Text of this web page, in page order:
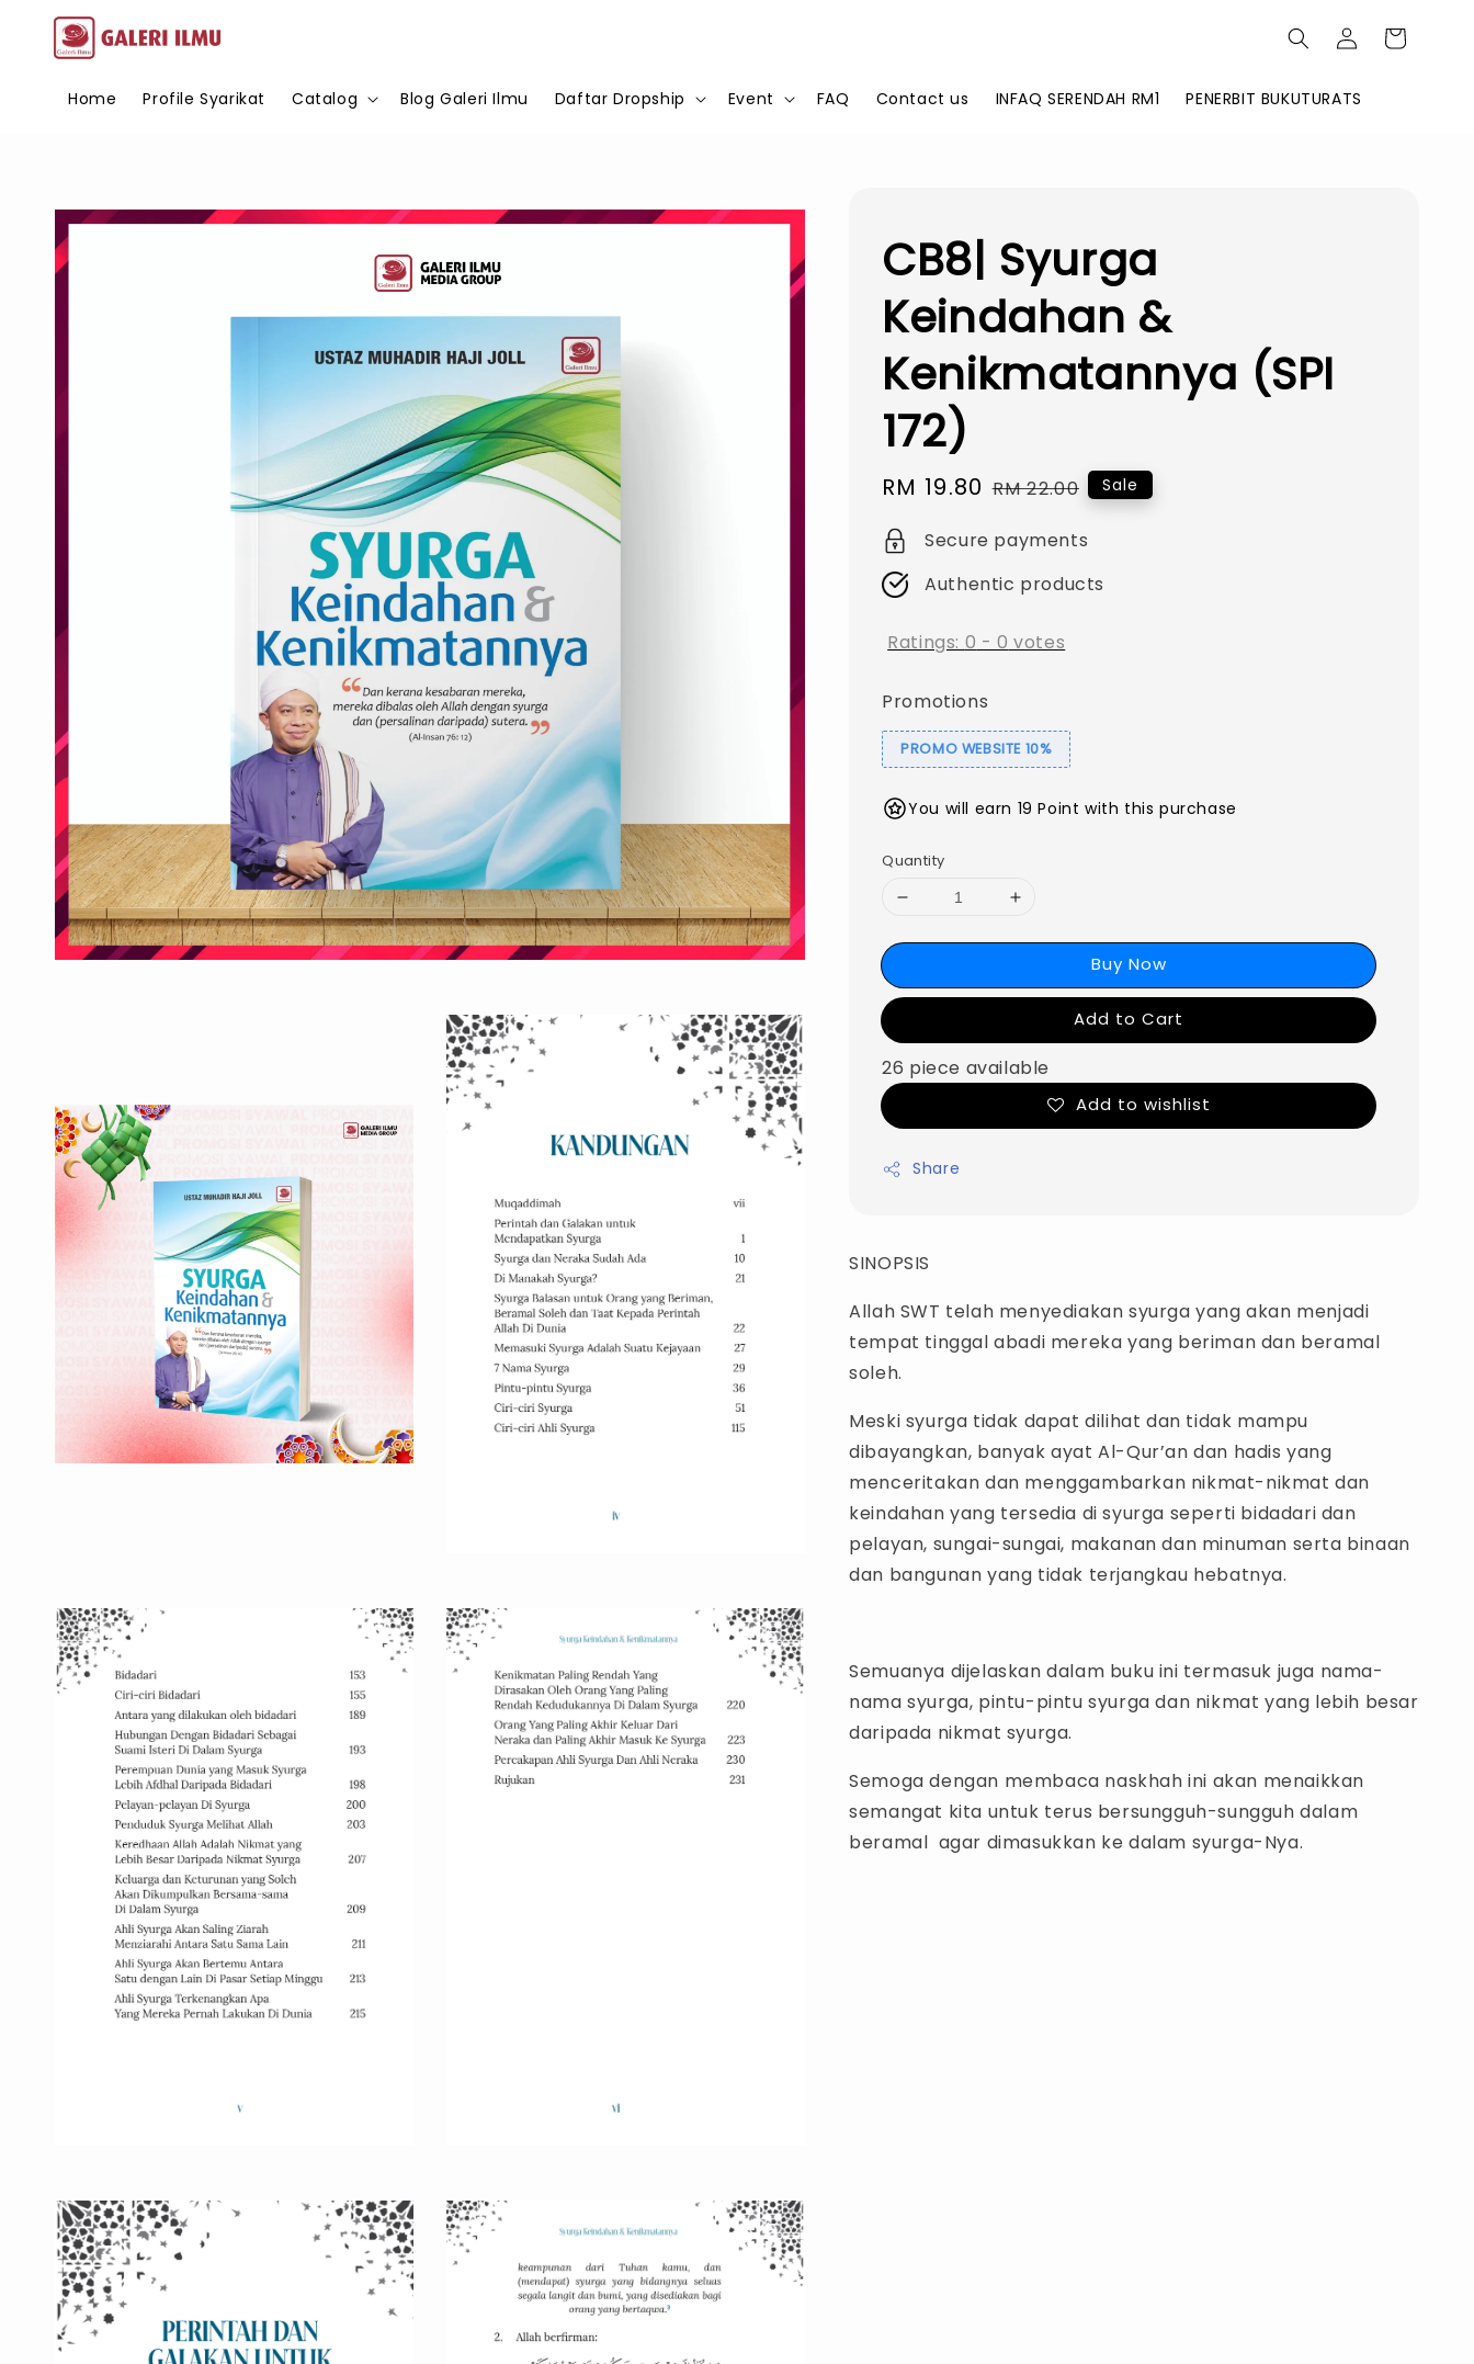
Home Profile Syarikat Catalog Blog Galeri Ilmu Daftar Dropship Event FAQ Contact us INFAQ SERENDAH RM1 PENERBIT BUKUTURATS
CB8| Syurga
Keindahan &
Kenikmatannya (SPI
172)
Sale
price
RM 19.80 Regular
RM 22.00 Sale
Secure payments
Authentic products
Ratings: 0 -0 votes
Promotions
PROMO WEBSITE 10%
You will earn 19 Point with this purchase
Quantity
Buy Now
Add to Cart
26 piece available
Add to wishlist
Share
SINOPSIS
Allah SWT telah menyediakan syurga yang akan menjadi
tempat tinggal abadi mereka yang beriman dan beramal
soleh.
Meski syurga tidak dapat dilihat dan tidak mampu
dibayangkan, banyak ayat Al-Qur’an dan hadis yang
menceritakan dan menggambarkan nikmat-nikmat dan
keindahan yang tersedia di syurga seperti bidadari dan
pelayan, sungai-sungai, makanan dan minuman serta binaan
dan bangunan yang tidak terjangkau hebatnya.
Semuanya dijelaskan dalam buku ini termasuk juga nama-
nama syurga, pintu-pintu syurga dan nikmat yang lebih besar
daripada nikmat syurga.
Semoga dengan membaca naskhah ini akan menaikkan
semangat kita untuk terus bersungguh-sungguh dalam
beramal agar dimasukkan ke dalam syurga-Nya.